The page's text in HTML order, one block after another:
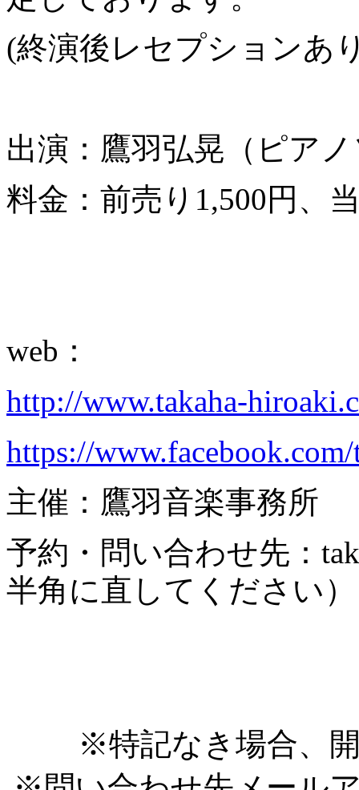
(終演後レセプションあ
出演：鷹羽弘晃（ピア
料金：前売り1,500円、
web：
http://www.takaha-
https://www.facebook.com/
主催：鷹羽音楽事務所
予約・問い合わせ先：
半角に直してください
※特記なき場合、